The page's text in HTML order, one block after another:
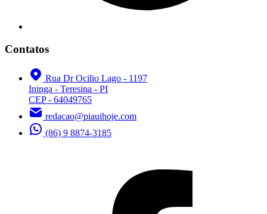
Contatos
Rua Dr Ocilio Lago - 1197
Ininga - Teresina - PI
CEP - 64049765
redacao@piauihoje.com
(86) 9 8874-3185